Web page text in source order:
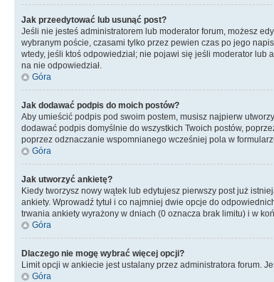
Jak przeedytować lub usunąć post?
Jeśli nie jesteś administratorem lub moderator forum, możesz
wybranym poście, czasami tylko przez pewien czas po jego
wtedy, jeśli ktoś odpowiedział; nie pojawi się jeśli moderator lub
na nie odpowiedział.
Góra
Jak dodawać podpis do moich postów?
Aby umieścić podpis pod swoim postem, musisz najpierw
dodawać podpis domyślnie do wszystkich Twoich postów,
poprzez odznaczanie wspomnianego wcześniej pola w
Góra
Jak utworzyć ankietę?
Kiedy tworzysz nowy wątek lub edytujesz pierwszy post już
ankiety. Wprowadź tytuł i co najmniej dwie opcje do
trwania ankiety wyrażony w dniach (0 oznacza brak limitu) i w
Góra
Dlaczego nie mogę wybrać więcej opcji?
Limit opcji w ankiecie jest ustalany przez administratora forum.
Góra